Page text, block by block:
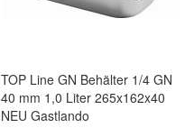
TOP Line GN Behälter 1/4 GN
40 mm 1,0 Liter 265x162x40
NEU Gastlando